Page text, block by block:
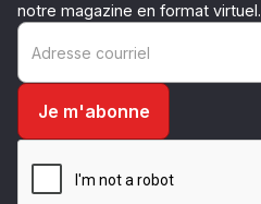
notre magazine en format virtuel.